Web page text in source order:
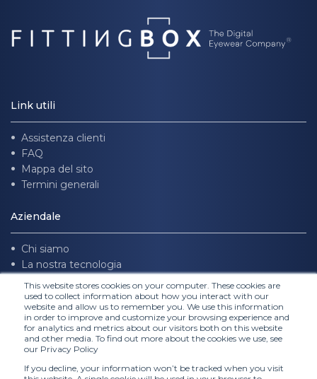
This website stores cookies on your computer. These cookies are
used to collect information about how you interact with our
website and allow us to remember you. We use this information
in order to improve and customize your browsing experience and
for analytics and metrics about our visitors both on this website
and other media. To find out more about the cookies we use, see
our Privacy Policy
If you decline, your information won’t be tracked when you visit
Link utili
Assistenza clienti
FAQ
Mappa del sito
Termini generali
Aziendale
Chi siamo
La nostra tecnologia
Unisciti a noi
Seguici